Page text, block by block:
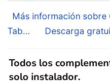
Más información sobre
Tab...
Descarga
Todos los
solo instalador.